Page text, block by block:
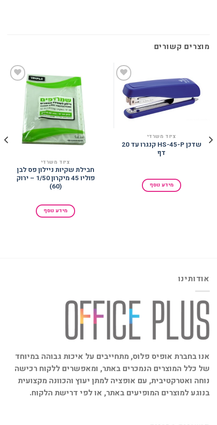
מוצרים קשורים
הוסף
למועדפים
ציוד משרדי
שדכן HS-45-P קנגרו עד 20
דף
מידע נוסף
למועדפים
ציוד משרדי
חבילת שקיות ניילון פס לבן
פוליו 45 מיקרון 1/50 – ירוק
מידע נוסף
אודותינו
אנו בחברת אופיס פלוס, מתחייבים על איכות גבוהה במיוחד
של כלל המוצרים הנמכרים באתר, ומאפשרים ללקוח רכישה
נוחה ואטרקטיבית, עם אופציה למתן יעוץ והכוונה מקצועית
בנוגע למוצרים המופיעים באתר, או לפי דרישת הלקוח.